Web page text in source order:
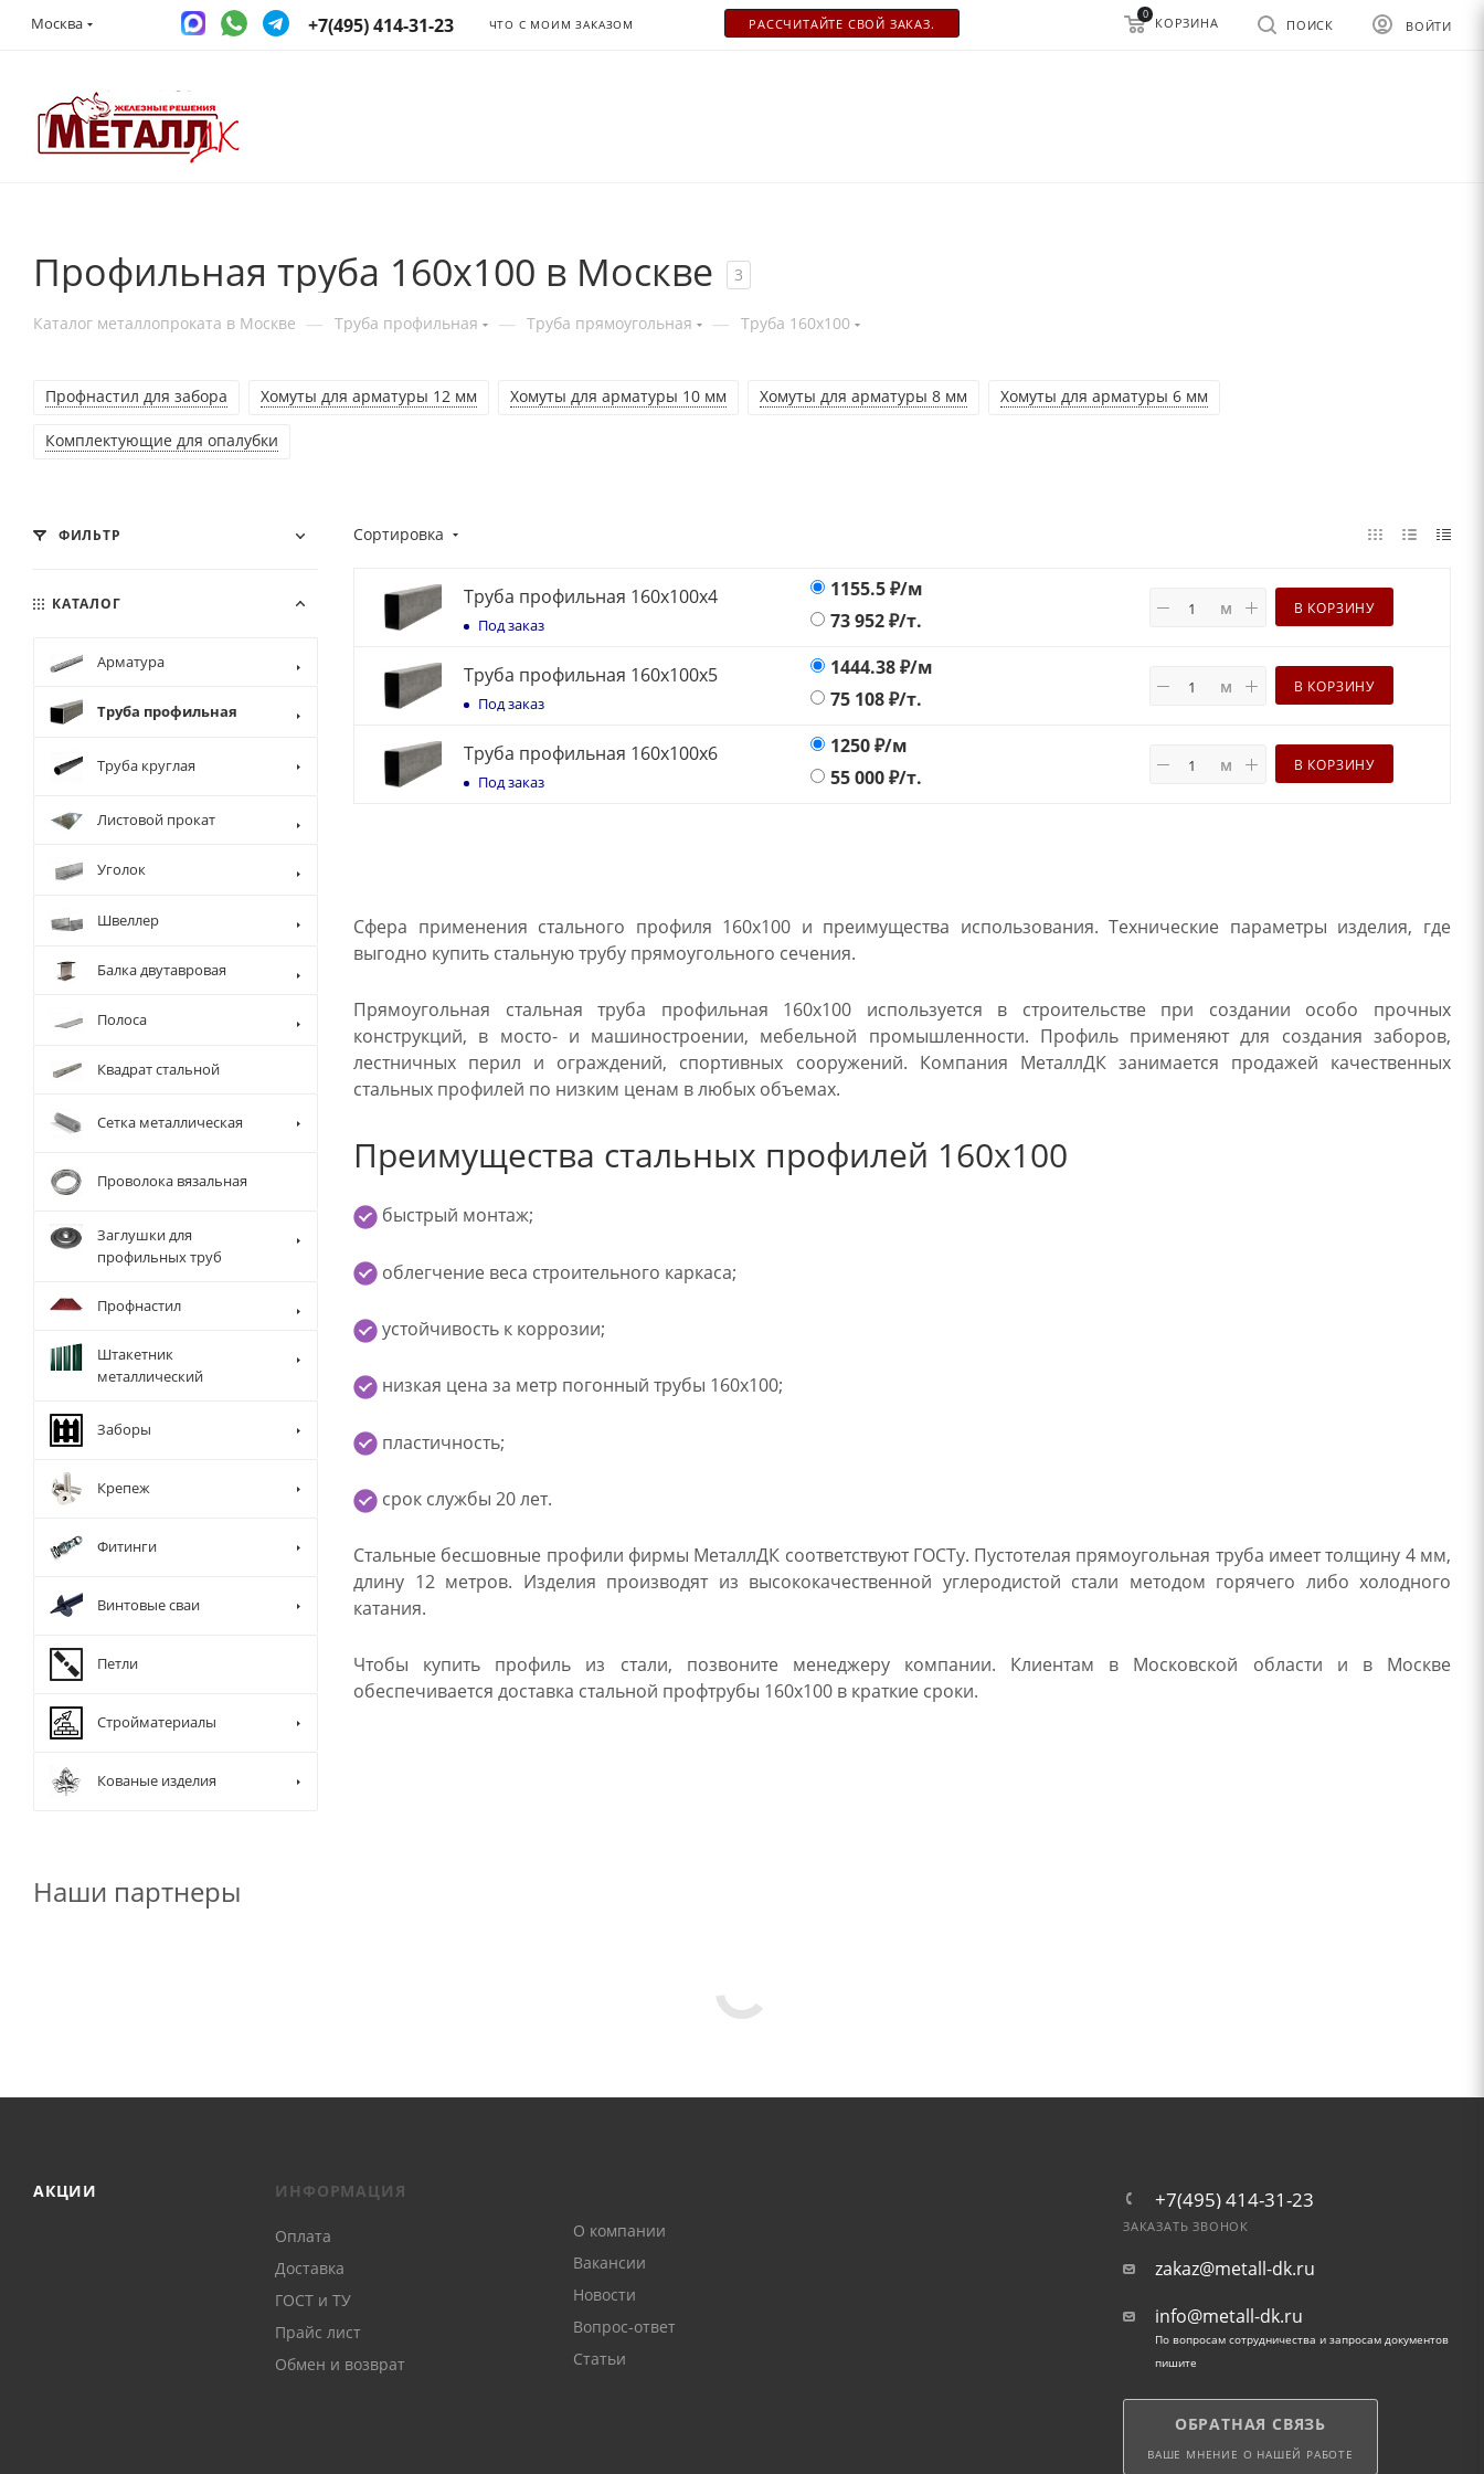
Москва +7(495) 414-31-23 ЧТО С МОИМ ЗАКАЗОМ РАСCЧИТАЙТЕ СВОЙ ЗАКАЗ. ВОЙТИ
ПОИСК
0
КОРЗИНА
Профильная труба 160x100 в Москве 3
Каталог металлопроката в Москве — Труба профильная — Труба прямоугольная — Труба 160x100
Профнастил для забора Хомуты для арматуры 12 мм Хомуты для арматуры 10 мм Хомуты для арматуры 8 мм Хомуты для арматуры 6 мм
Комплектующие для опалубки
Сортировка
Труба профильная 160х100x4
Под заказ
1155.5₽/м
73 952₽/т.
м В КОРЗИНУ
Труба профильная 160х100x5
Под заказ
1444.38₽/м
75 108₽/т.
м В КОРЗИНУ
Труба профильная 160х100x6
Под заказ
1250₽/м
55 000₽/т.
м В КОРЗИНУ
Сфера применения стального профиля 160х100 и преимущества использования. Технические параметры изделия, где
выгодно купить стальную трубу прямоугольного сечения.
Прямоугольная стальная труба профильная 160х100 используется в строительстве при создании особо прочных
конструкций, в мосто- и машиностроении, мебельной промышленности. Профиль применяют для создания заборов,
лестничных перил и ограждений, спортивных сооружений. Компания МеталлДК занимается продажей качественных
стальных профилей по низким ценам в любых объемах.
Преимущества стальных профилей 160х100
быстрый монтаж;
облегчение веса строительного каркаса;
устойчивость к коррозии;
низкая цена за метр погонный трубы 160х100;
пластичность;
срок службы 20 лет.
Стальные бесшовные профили фирмы МеталлДК соответствуют ГОСТу. Пустотелая прямоугольная труба имеет толщину 4 мм,
длину 12 метров. Изделия производят из высококачественной углеродистой стали методом горячего либо холодного
катания.
Чтобы купить профиль из стали, позвоните менеджеру компании. Клиентам в Московской области и в Москве
обеспечивается доставка стальной профтрубы 160х100 в краткие сроки.
ФИЛЬТР
КАТАЛОГ
Арматура
Труба профильная
Труба круглая
Листовой прокат
Уголок
Швеллер
Балка двутавровая
Полоса
Квадрат стальной
Сетка металлическая
Проволока вязальная
Заглушки для
профильных труб
Профнастил
Штакетник
металлический
Заборы
Крепеж
Фитинги
Винтовые сваи
Петли
Стройматериалы
Кованые изделия
Наши партнеры
АКЦИИ ИНФОРМАЦИЯ
Оплата
Доставка
ГОСТ и ТУ
Прайс лист
Обмен и возврат
О компании
Вакансии
Новости
Вопрос-ответ
Статьи
+7(495) 414-31-23
ЗАКАЗАТЬ ЗВОНОК
zakaz@metall-dk.ru
info@metall-dk.ru
По вопросам сотрудничества и запросам документов
пишите
ОБРАТНАЯ СВЯЗЬ
ВАШЕ МНЕНИЕ О НАШЕЙ РАБОТЕ